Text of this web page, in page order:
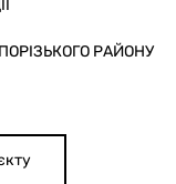
РАЙОНУ